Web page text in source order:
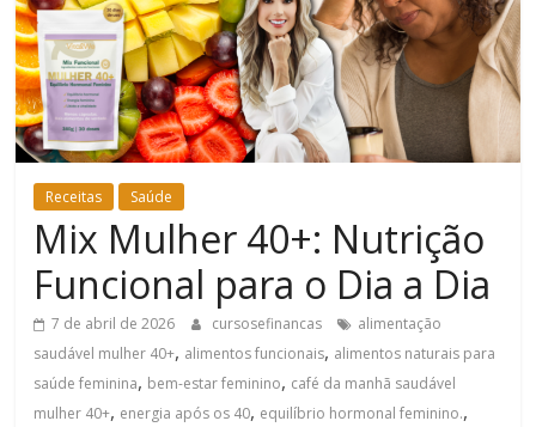
Estar
Receitas Saúde
Mix Mulher 40+: Nutrição
Funcional para o Dia a Dia
7 de abril de 2026 cursosefinancas
alimentação
saudável mulher 40+, alimentos funcionais, alimentos naturais para
saúde feminina, bem-estar feminino, café da manhã saudável
mulher 40+, energia após os 40, equilíbrio hormonal feminino.,